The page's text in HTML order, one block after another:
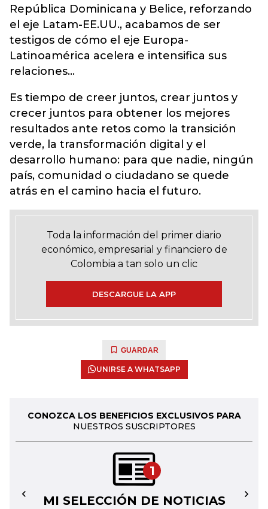
República Dominicana y Belice, reforzando
el eje Latam-EE.UU., acabamos de ser
testigos de cómo el eje Europa-
Latinoamérica acelera e intensifica sus
relaciones…
Es tiempo de creer juntos, crear juntos y
crecer juntos para obtener los mejores
resultados ante retos como la transición
verde, la transformación digital y el
desarrollo humano: para que nadie, ningún
país, comunidad o ciudadano se quede
atrás en el camino hacia el futuro.
Toda la información del primer diario
económico, empresarial y financiero de
Colombia a tan solo un clic
DESCARGUE LA APP
GUARDAR
UNIRSE A WHATSAPP
CONOZCA LOS BENEFICIOS EXCLUSIVOS PARA
NUESTROS SUSCRIPTORES
1
MI SELECCIÓN DE NOTICIAS
← →